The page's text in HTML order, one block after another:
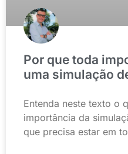
Por que toda
uma simulação
Entenda neste texto o
importância da
que precisa estar em